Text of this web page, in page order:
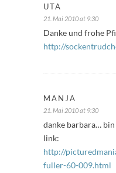
UTA
21. Mai 2010 at 9:30
Danke und frohe
http://
MANJA
21. Mai 2010 at 9:30
danke barbara…
link:
http://
fuller-60-009.html